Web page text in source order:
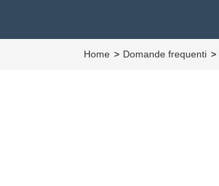
Home Domande frequenti